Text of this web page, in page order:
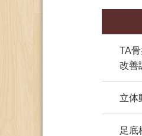
TA
改善
立体
足底